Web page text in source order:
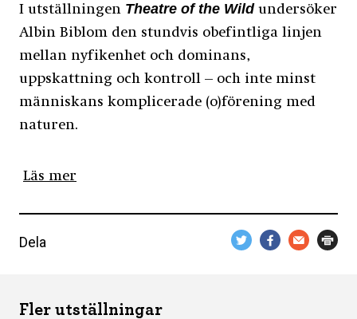
I utställningen Theatre of the Wild undersöker
Albin Biblom den stundvis obefintliga linjen
mellan nyfikenhet och dominans,
uppskattning och kontroll – och inte minst
människans komplicerade (o)förening med
naturen.
Läs mer
Dela
Fler utställningar